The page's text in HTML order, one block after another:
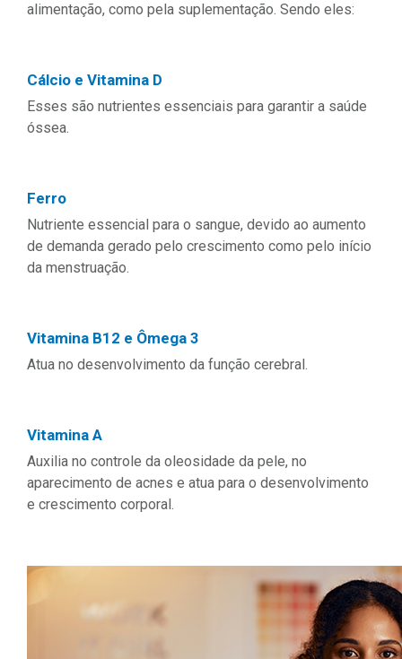
alimentação, como pela suplementação. Sendo eles:
Cálcio e Vitamina D
Esses são nutrientes essenciais para garantir a saúde
óssea.
Ferro
Nutriente essencial para o sangue, devido ao aumento
de demanda gerado pelo crescimento como pelo início
da menstruação.
Vitamina B12 e Ômega 3
Atua no desenvolvimento da função cerebral.
Vitamina A
Auxilia no controle da oleosidade da pele, no
aparecimento de acnes e atua para o desenvolvimento
e crescimento corporal.